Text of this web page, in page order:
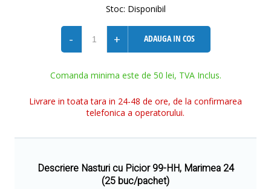
Stoc: Disponibil
- + ADAUGA IN COS
Comanda minima este de 50 lei, TVA Inclus.
Livrare in toata tara in 24-48 de ore, de la confirmarea
telefonica a operatorului.
Descriere Nasturi cu Picior 99-HH, Marimea 24
(25 buc/pachet)